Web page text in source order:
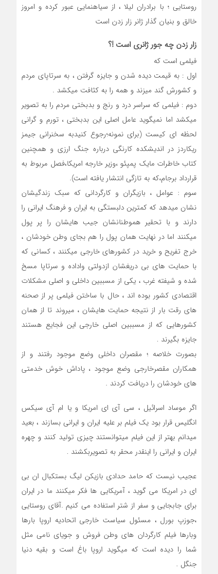
روستایی ؛ با برادران لیلا ، از سیاهنمایی عبور کرده و امروز
خالق و بنیان گذار ژانر زار زدن است
زار زدن چه جور ژانری است !؟
فیلمی است که
اول : به قیمت دیده شدن و جایزه گرفتن ، به سرتاپای مردم
و کشورش گند میزند و همه را به کثافت میکشد .
دوم : فیلمی که سراسر درد و رنج و بدبختی مردم را به تصویر
میکشد اما نمیگوید عامل اصلی این بدبختی ، تورم و گرانی
لحظه ای کیست (برای نمونه؛رجوع کنیدبه سخنرانی جیمز
ریکاردز در اندیشکده کارنگی درباره جنگ ارزی و همچنین
کتاب خاطرات مایک پمپئو ،وزیر خارجه امریکا،فصل مربوط به
قرارداد برجام،که به تازگی انتشار یافته است).
سوم : عوامل ، بازیگران و کارگردانی که سبک زندگیشان
نشان میدهد که کمترین دلبستگی به ایران و فرهنگ ایرانی را
دارند و با تحقیر هموطنانشان جیب هایشان را پر پول
میکنند اما در نهایت همان پول را هم بجای وطن خودشان ،
خرج تفریح و خرید در کشورهای خارجی میکنند ، کسانی که
با حمایت های بی دریغشان ازدولتی واداده و سرتاپا مسخ
شده و شیفته غرب ، یکی از مسببین داخلی و اصلی مشکلات
اقتصادی کشور بوده اند ، حال با ساختن فیلمی پر از صحنه
های رقت بار از نتیجه حمایت هایشان ، میروند تا از همان
کشورهایی که از مسببین اصلی خارجی این فجایع هستند
جایزه بگیرند .
بصورت خلاصه ؛ مقصران داخلی وضع موجود رفتند و از
همکاران مقصرخارجی وضع موجود ، پاداش خوش خدمتی
های خودشان را دریافت کردند .
اگر موساد اسرائیل ، سی آی ای امریکا و یا ام آی سیکس
انگلیس قرار بود یک فیلم بر علیه ایران و ایرانی بسازند ، بعید
میدانم بهتر از این فیلم میتوانستند چیزی تولید کنند و چهره
ایران و ایرانی را اینقدر محقر به تصویربکشند .
عجیب نیست که حامد حدادی بازیکن لیگ بستکبال ان بی
ای در امریکا می گوید ، آمریکایی ها فکر میکنند ما در ایران
برای جابجایی و سفر از شتر استفاده می کنیم .آقای روستایی
،جوزپ بورل ، مسئول سیاست خارجی اتحادیه اروپا بارها
وبارها فیلم کارگردان های وطن فروش و جویای نامی مثل
شما را دیده است که میگوید اروپا باغ است و بقیه دنیا
جنگل .